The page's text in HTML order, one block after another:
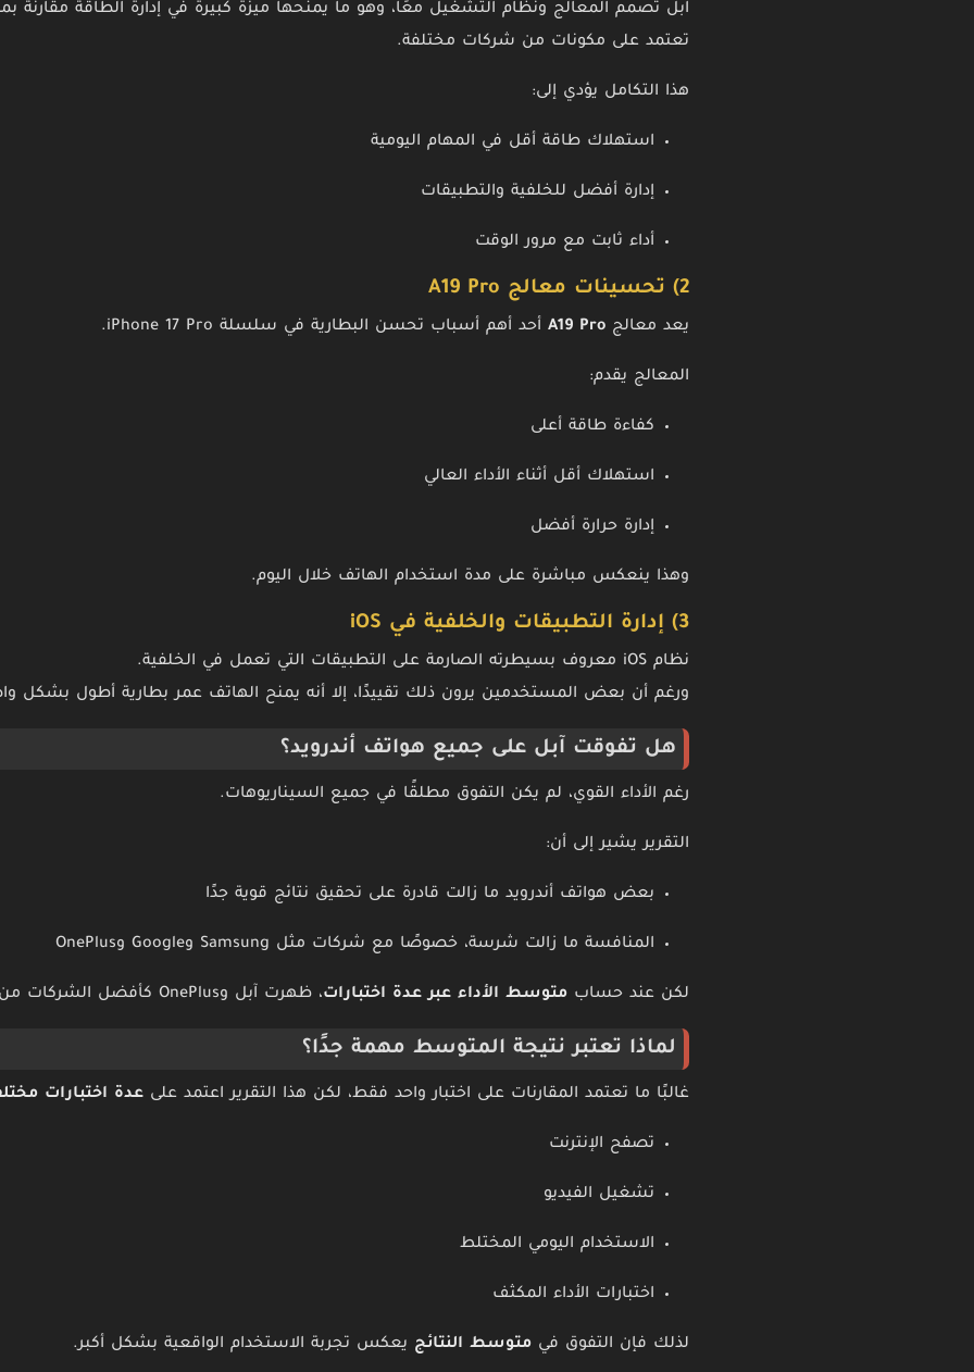
آبل تصمم المعالج ونظام التشغيل معًا، وهو ما يمنحها ميزة كبيرة في إدارة الطاقة مقارنة
تعتمد على مكونات من شركات مختلفة.
هذا التكامل يؤدي إلى:
استهلاك طاقة أقل في المهام اليومية
إدارة أفضل للخلفية والتطبيقات
أداء ثابت مع مرور الوقت
2) تحسينات معالج A19 Pro
يعد معالج A19 Pro أحد أهم أسباب تحسن البطارية في سلسلة iPhone 17 Pro.
المعالج يقدم:
كفاءة طاقة أعلى
استهلاك أقل أثناء الأداء العالي
إدارة حرارة أفضل
وهذا ينعكس مباشرة على مدة استخدام الهاتف خلال اليوم.
3) إدارة التطبيقات والخلفية في iOS
نظام iOS معروف بسيطرته الصارمة على التطبيقات التي تعمل في الخلفية.
ورغم أن بعض المستخدمين يرون ذلك تقييدًا، إلا أنه يمنح الهاتف عمر بطارية أطول بشكل
هل تفوقت آبل على جميع هواتف أندرويد؟
رغم الأداء القوي، لم يكن التفوق مطلقًا في جميع السيناريوهات.
التقرير يشير إلى أن:
بعض هواتف أندرويد ما زالت قادرة على تحقيق نتائج قوية جدًا
المنافسة ما زالت شرسة، خصوصًا مع شركات مثل Samsung وGoogle وOnePlus
لكن عند حساب متوسط الأداء عبر عدة اختبارات، ظهرت آبل وOnePlus كأفضل الشركات من حيث ثبات الأداء.
لماذا تعتبر نتيجة المتوسط مهمة جدًا؟
غالبًا ما تعتمد المقارنات على اختبار واحد فقط، لكن هذا التقرير اعتمد على عدة اختبارات
تصفح الإنترنت
تشغيل الفيديو
الاستخدام اليومي المختلط
اختبارات الأداء المكثف
لذلك فإن التفوق في متوسط النتائج يعكس تجربة الاستخدام الواقعية بشكل أكبر.